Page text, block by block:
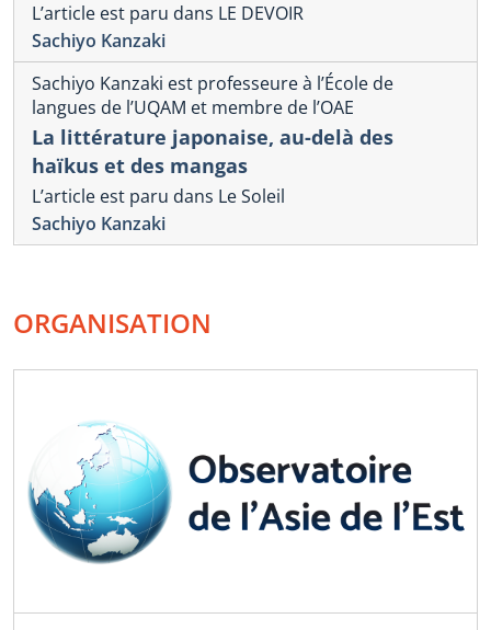
L’article est paru dans LE DEVOIR
Sachiyo Kanzaki
Sachiyo Kanzaki est professeure à l’École de
langues de l’UQAM et membre de l’OAE
La littérature japonaise, au-delà des
haïkus et des mangas
L’article est paru dans Le Soleil
Sachiyo Kanzaki
ORGANISATION